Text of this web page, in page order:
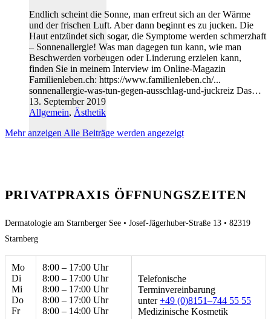
Endlich scheint die Sonne, man erfreut sich an der Wärme
und der frischen Luft. Aber dann beginnt es zu jucken. Die
Haut entzündet sich sogar, die Symptome werden schmerzhaft
– Sonnenallergie! Was man dagegen tun kann, wie man
Beschwerden vorbeugen oder Linderung erzielen kann,
finden Sie in meinem Interview im Online-Magazin
Familienleben.ch: https://www.familienleben.ch/...
sonnenallergie-was-tun-gegen-ausschlag-und-juckreiz Das…
13. September 2019
Allgemein, Ästhetik
Mehr anzeigen Alle Beiträge werden angezeigt
PRIVATPRAXIS ÖFFNUNGSZEITEN
Dermatologie am Starnberger See • Josef-Jägerhuber-Straße 13 • 82319
Starnberg
Mo
Di
Mi
Do
Fr
8:00 – 17:00 Uhr
8:00 – 17:00 Uhr
8:00 – 17:00 Uhr
8:00 – 17:00 Uhr
8:00 – 14:00 Uhr
Telefonische
Terminvereinbarung
unter+49 (0)8151–744 55 55
Medizinische Kosmetik